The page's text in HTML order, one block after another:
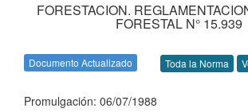
FORESTACION.
FORESTAL N° 15.939
Documento Actualizado Toda la Norma
Promulgación: 06/07/1988